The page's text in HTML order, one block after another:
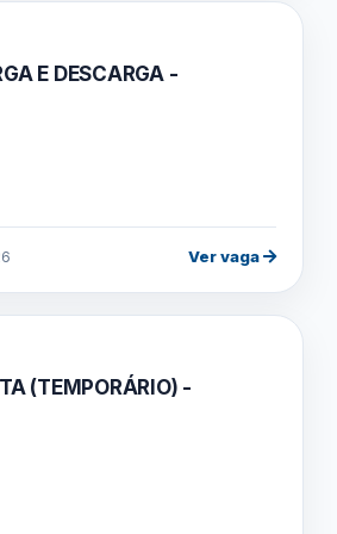
E DESCARGA -
Ver vaga
(TEMPORÁRIO) -